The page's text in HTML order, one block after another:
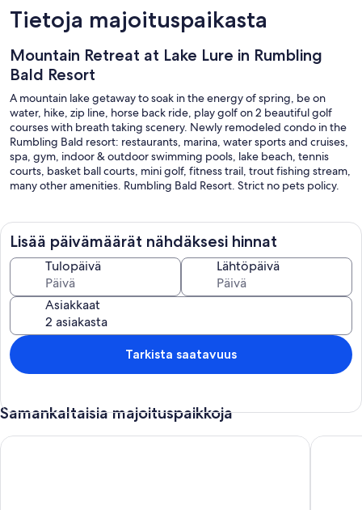
Tietoja majoituspaikasta
Mountain Retreat at Lake Lure in Rumbling
Bald Resort
A mountain lake getaway to soak in the energy of spring, be on
water, hike, zip line, horse back ride, play golf on 2 beautiful golf
courses with breath taking scenery. Newly remodeled condo in the
Rumbling Bald resort: restaurants, marina, water sports and cruises,
spa, gym, indoor & outdoor swimming pools, lake beach, tennis
courts, basket ball courts, mini golf, fitness trail, trout fishing stream,
many other amenities. Rumbling Bald Resort. Strict no pets policy.
Lisää päivämäärät nähdäksesi hinnat
Tulopäivä Lähtöpäivä
Asiakkaat
Tarkista saatavuus
Samankaltaisia majoituspaikkoja
Kanootti, SKI BAR, Paddleboat! Lemmikkiystävällinen! Varaa